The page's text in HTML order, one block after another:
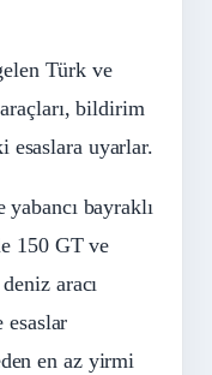
Türk ve
bildirim
esaslara uyarlar.
bayraklı
150 GT ve
aracı
en az yirmi